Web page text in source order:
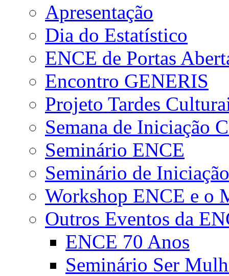
Apresentação
Dia do Estatístico
ENCE de Portas
Encontro GENERIS
Projeto Tardes
Semana de Iniciação
Seminário ENCE
Seminário de
Workshop ENCE e o
Outros Eventos da
ENCE 70 Anos
Seminário Ser